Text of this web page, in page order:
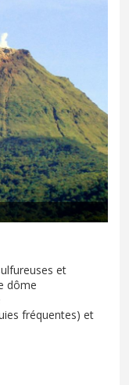
et
dôme
fréquentes) et